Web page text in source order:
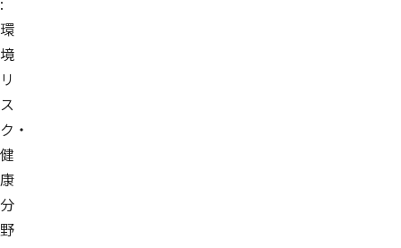
環
境
リ
ス
ク・
健
康
分
野